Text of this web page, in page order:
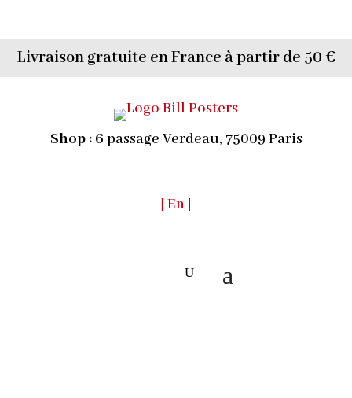
Livraison gratuite en France à partir de 50 €
Shop : 6 passage Verdeau, 75009 Paris
| En |